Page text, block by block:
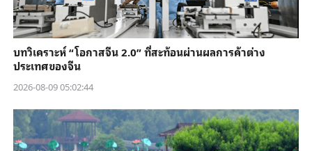
บทวิเคราะห์ “โอกาสจีน 2.0” ที่สะท้อนผ่านผลการค้าต่าง
ประเทศของจีน
2026-08-09 05:02:44